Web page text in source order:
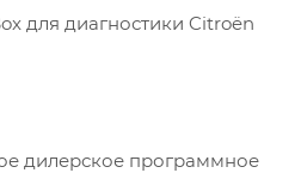
дилерское программное